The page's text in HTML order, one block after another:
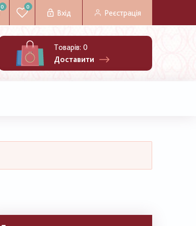
0 0
Вхід Реєстрація
Товарів: 0
Доставити